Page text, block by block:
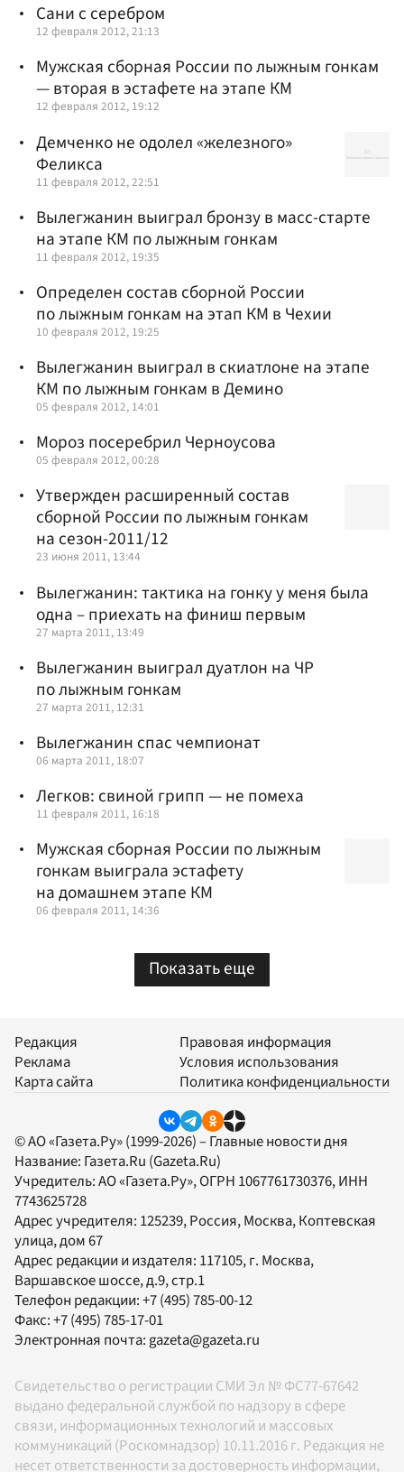
Сани с серебром
12 февраля 2012, 21:13
Мужская сборная России по лыжным гонкам
— вторая в эстафете на этапе КМ
12 февраля 2012, 19:12
Демченко не одолел «железного»
Феликса
11 февраля 2012, 22:51
Вылегжанин выиграл бронзу в масс-старте
на этапе КМ по лыжным гонкам
11 февраля 2012, 19:35
Определен состав сборной России
по лыжным гонкам на этап КМ в Чехии
10 февраля 2012, 19:25
Вылегжанин выиграл в скиатлоне на этапе
КМ по лыжным гонкам в Демино
05 февраля 2012, 14:01
Мороз посеребрил Черноусова
05 февраля 2012, 00:28
Утвержден расширенный состав
сборной России по лыжным гонкам
на сезон-2011/12
23 июня 2011, 13:44
Вылегжанин: тактика на гонку у меня была
одна – приехать на финиш первым
27 марта 2011, 13:49
Вылегжанин выиграл дуатлон на ЧР
по лыжным гонкам
27 марта 2011, 12:31
Вылегжанин спас чемпионат
06 марта 2011, 18:07
Легков: свиной грипп — не помеха
11 февраля 2011, 16:18
Мужская сборная России по лыжным
гонкам выиграла эстафету
на домашнем этапе КМ
06 февраля 2011, 14:36
Показать еще
Редакция
Реклама
Карта сайта
Правовая информация
Условия использования
Политика конфиденциальности
© АО «Газета.Ру» (1999-2026) – Главные новости дня
Название: Газета.Ru (Gazeta.Ru)
Учредитель:АО «Газета.Ру», ОГРН 1067761730376, ИНН
7743625728
Адрес учредителя: 125239, Россия, Москва, Коптевская
улица, дом 67
Адрес редакции и издателя: 117105, г. Москва,
Варшавское шоссе, д.9, стр.1
Телефон редакции:+7 (495) 785-00-12
Факс:+7 (495) 785-17-01
Электронная почта:gazeta@gazeta.ru
Свидетельство о регистрации СМИ Эл № ФС77-67642
выдано федеральной службой по надзору в сфере
связи, информационных технологий и массовых
коммуникаций (Роскомнадзор) 10.11.2016 г. Редакция не
несет ответственности за достоверность информации,